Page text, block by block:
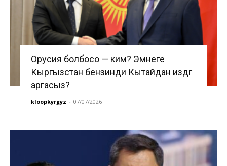
Орусия болбосо — ким? Эмнеге
Кыргызстан бензинди Кытайдан издөөгө
аргасыз?
kloopkyrgyz - 07/07/2026